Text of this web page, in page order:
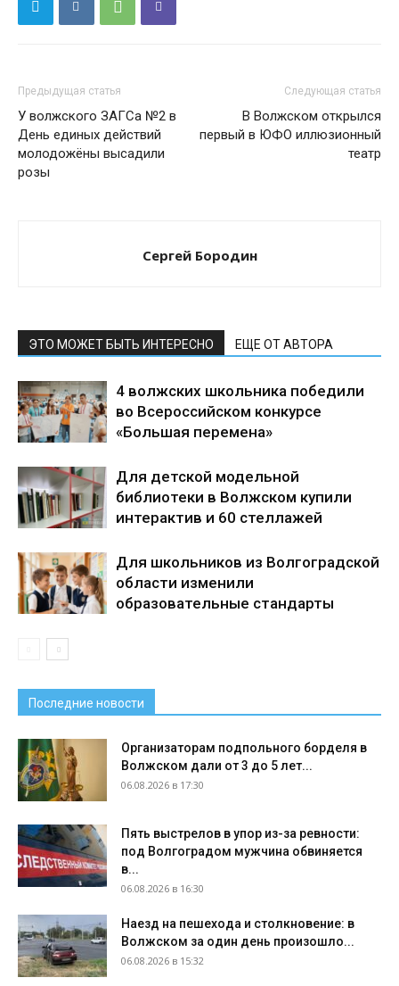
Предыдущая статья
У волжского ЗАГСа №2 в
День единых действий
молодожёны высадили
розы
Следующая статья
В Волжском открылся
первый в ЮФО иллюзионный
театр
Сергей Бородин
ЭТО МОЖЕТ БЫТЬ ИНТЕРЕСНО ЕЩЕ ОТ АВТОРА
4 волжских школьника победили
во Всероссийском конкурсе
«Большая перемена»
Для детской модельной
библиотеки в Волжском купили
интерактив и 60 стеллажей
Для школьников из Волгоградской
области изменили
образовательные стандарты
Последние новости
Организаторам подпольного борделя в
Волжском дали от 3 до 5 лет...
06.08.2026 в 17:30
Пять выстрелов в упор из-за ревности:
под Волгоградом мужчина обвиняется
в...
06.08.2026 в 16:30
Наезд на пешехода и столкновение: в
Волжском за один день произошло...
06.08.2026 в 15:32